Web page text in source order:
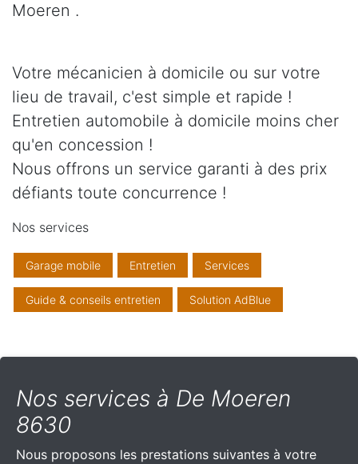
Moeren .
Votre mécanicien à domicile ou sur votre
lieu de travail, c'est simple et rapide !
Entretien automobile à domicile moins cher
qu'en concession !
Nous offrons un service garanti à des prix
défiants toute concurrence !
Nos services
Garage mobile Entretien Services
Guide & conseils entretien Solution AdBlue
Nos services à De Moeren
8630
Nous proposons les prestations suivantes à votre